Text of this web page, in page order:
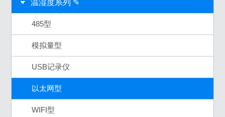
温湿度系列 ✎
485型
模拟量型
USB记录仪
以太网型
WIFI型